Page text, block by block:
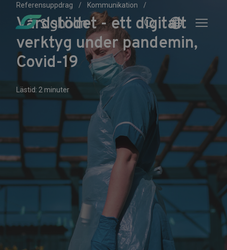
Referensuppdrag Kommunikation
Vårdstödet - ett digitalt
verktyg under pandemin,
Covid-19
Lästid: 2 minuter